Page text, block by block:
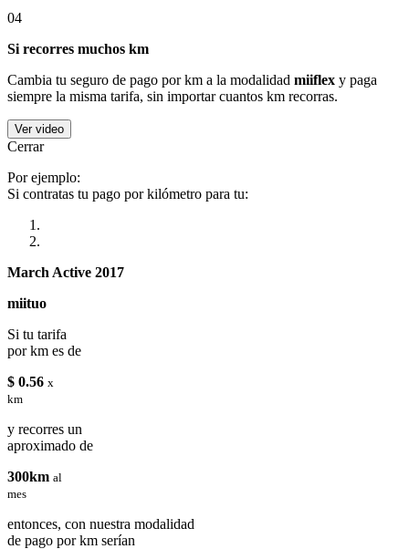
04
Si recorres muchos km
Cambia tu seguro de pago por km a la modalidad miiflex y paga
siempre la misma tarifa, sin importar cuantos km recorras.
Ver video
Cerrar
Por ejemplo:
Si contratas tu pago por kilómetro para tu:
March Active 2017
miituo
Si tu tarifa
por km es de
$ 0.56 x
km
y recorres un
aproximado de
300km al
mes
entonces, con nuestra modalidad
de pago por km serían